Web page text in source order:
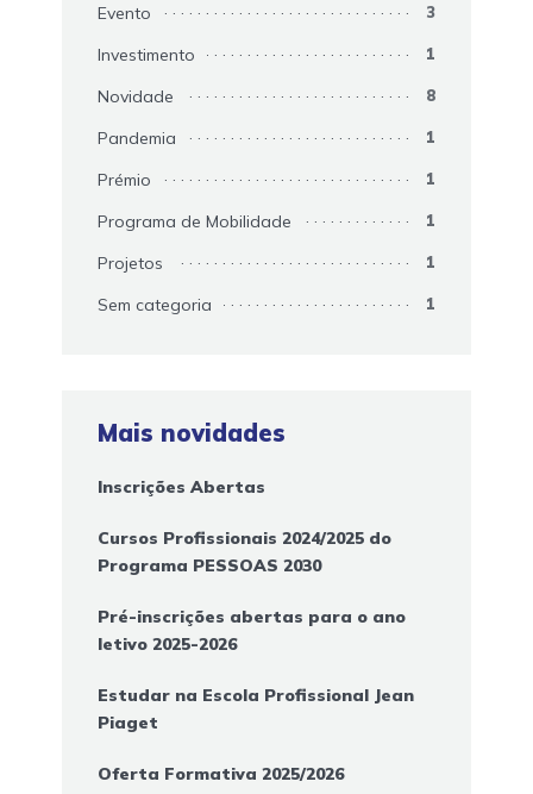
Evento 3
Investimento 1
Novidade 8
Pandemia 1
Prémio 1
Programa de Mobilidade 1
Projetos 1
Sem categoria 1
Mais novidades
Inscrições Abertas
Cursos Profissionais 2024/2025 do
Programa PESSOAS 2030
Pré-inscrições abertas para o ano
letivo 2025-2026
Estudar na Escola Profissional Jean
Piaget
Oferta Formativa 2025/2026